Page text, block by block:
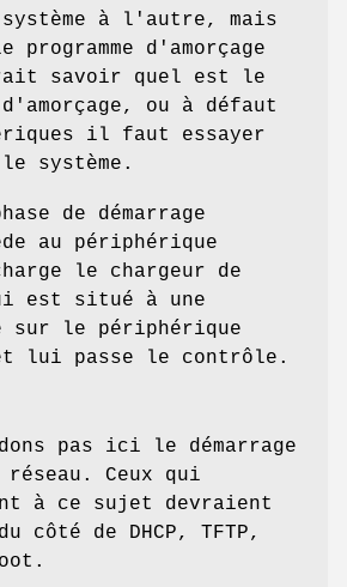
à l'autre, mais
programme d'amorçage
savoir quel est le
ou à défaut
il faut essayer
système.
de démarrage
au périphérique
le chargeur de
est situé à une
le périphérique
lui passe le contrôle.
pas ici le démarrage
Ceux qui
à ce sujet devraient
côté de DHCP, TFTP,